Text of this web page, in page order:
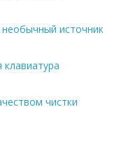
источник
чистки